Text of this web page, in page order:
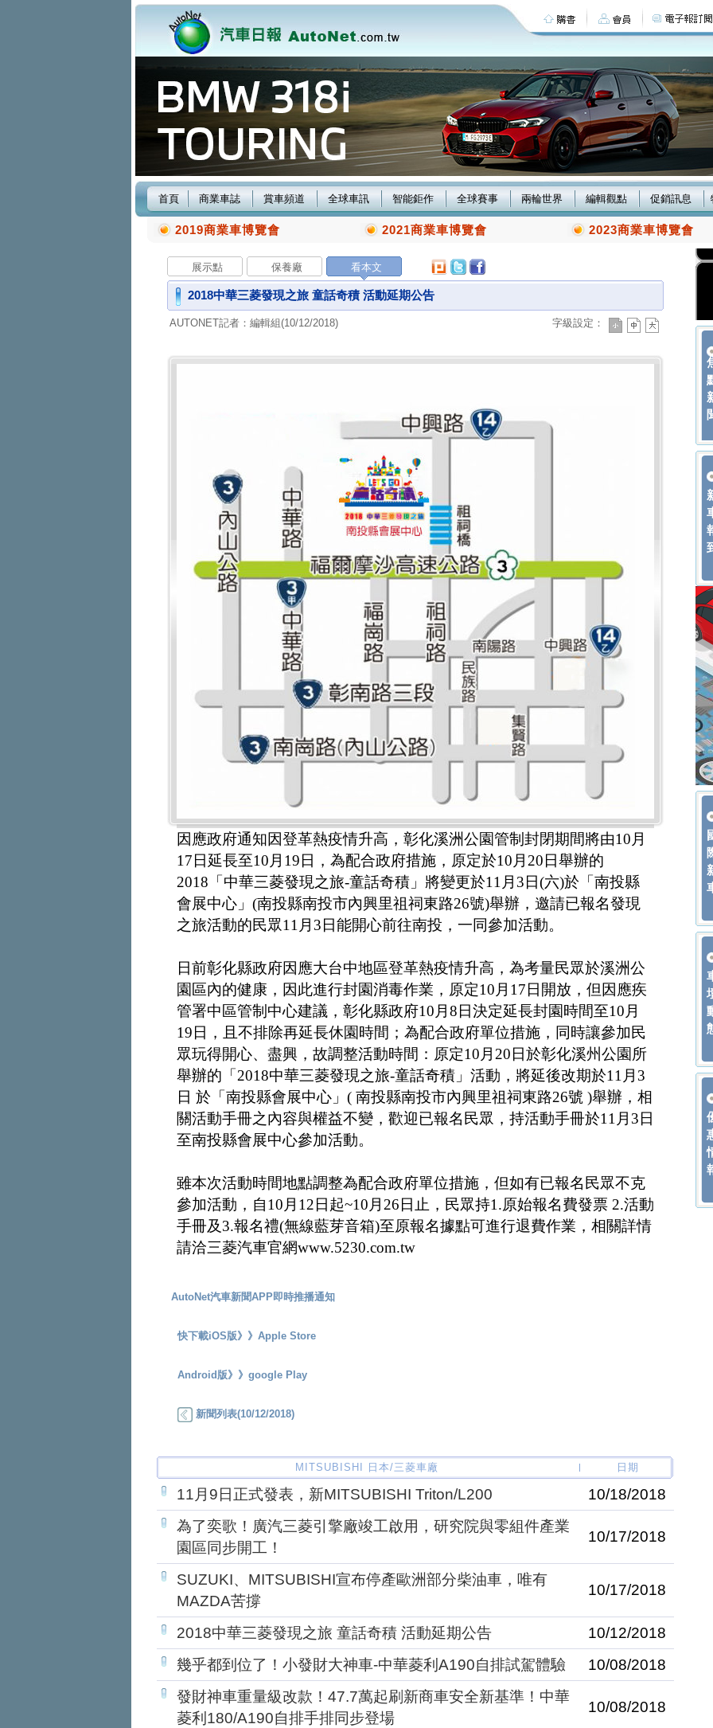
首頁 商業車誌 賞車頻道 全球車訊 智能鉅作 全球賽事 兩輪世界 編輯觀點 促銷訊息
2019商業車博覽會 2021商業車博覽會 2023商業車博覽會
展示點 保養廠 看本文
2018中華三菱發現之旅 童話奇積 活動延期公告
AUTONET記者：編輯組(10/12/2018) 字級設定：
因應政府通知因登革熱疫情升高，彰化溪洲公園管制封閉期間將由10月
17日延長至10月19日，為配合政府措施，原定於10月20日舉辦的
2018「中華三菱發現之旅-童話奇積」將變更於11月3日(六)於「南投縣
會展中心」(南投縣南投市內興里祖祠東路26號)舉辦，邀請已報名發現
之旅活動的民眾11月3日能開心前往南投，一同參加活動。
日前彰化縣政府因應大台中地區登革熱疫情升高，為考量民眾於溪洲公
園區內的健康，因此進行封園消毒作業，原定10月17日開放，但因應疾
管署中區管制中心建議，彰化縣政府10月8日決定延長封園時間至10月
19日，且不排除再延長休園時間；為配合政府單位措施，同時讓參加民
眾玩得開心、盡興，故調整活動時間：原定10月20日於彰化溪州公園所
舉辦的「2018中華三菱發現之旅-童話奇積」活動，將延後改期於11月3
日 於「南投縣會展中心」( 南投縣南投市內興里祖祠東路26號 )舉辦，相
關活動手冊之內容與權益不變，歡迎已報名民眾，持活動手冊於11月3日
至南投縣會展中心參加活動。
雖本次活動時間地點調整為配合政府單位措施，但如有已報名民眾不克
參加活動，自10月12日起~10月26日止，民眾持1.原始報名費發票 2.活動
手冊及3.報名禮(無線藍芽音箱)至原報名據點可進行退費作業，相關詳情
請洽三菱汽車官網www.5230.com.tw
AutoNet汽車新聞APP即時推播通知
快下載iOS版》》 Apple Store
Android版》》 google Play
新聞列表(10/12/2018)
MITSUBISHI 日本/三菱車廠 日期
11月9日正式發表，新MITSUBISHI Triton/L200
10/18/2018
為了奕歌！廣汽三菱引擎廠竣工啟用，研究院與零組件產業
園區同步開工！
10/17/2018
SUZUKI、MITSUBISHI宣布停產歐洲部分柴油車，唯有
MAZDA苦撐
10/17/2018
2018中華三菱發現之旅 童話奇積 活動延期公告
10/12/2018
幾乎都到位了！小發財大神車-中華菱利A190自排試駕體驗
10/08/2018
發財神車重量級改款！47.7萬起刷新商車安全新基準！中華
菱利180/A190自排手排同步登場
10/08/2018